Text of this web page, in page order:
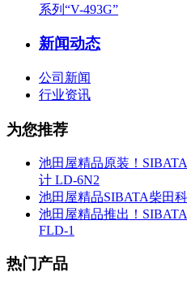
系列“V-493G”
新闻动态
公司新闻
行业资讯
为您推荐
池田屋精品原装！
计 LD-6N2
池田屋精品SIBATA柴田
池田屋精品推出！
FLD-1
热门产品